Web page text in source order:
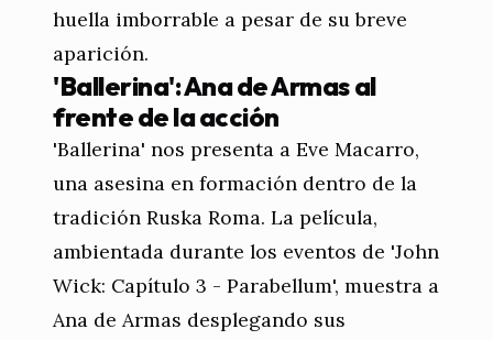
huella imborrable a pesar de su breve
aparición.
'Ballerina': Ana de Armas al
frente de la acción
'Ballerina' nos presenta a Eve Macarro,
una asesina en formación dentro de la
tradición Ruska Roma. La película,
ambientada durante los eventos de 'John
Wick: Capítulo 3 - Parabellum', muestra a
Ana de Armas desplegando sus